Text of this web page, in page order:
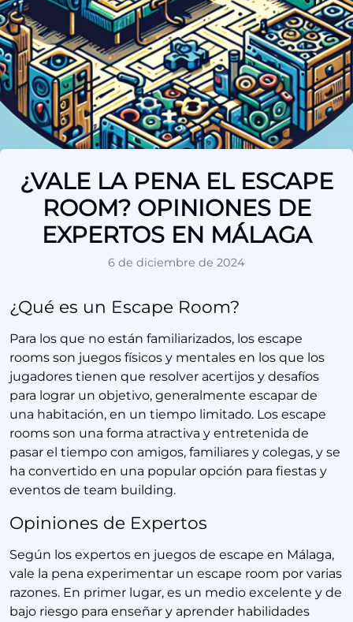
¿VALE LA PENA EL ESCAPE
ROOM? OPINIONES DE
EXPERTOS EN MÁLAGA
6 de diciembre de 2024
¿Qué es un Escape Room?
Para los que no están familiarizados, los escape
rooms son juegos físicos y mentales en los que los
jugadores tienen que resolver acertijos y desafíos
para lograr un objetivo, generalmente escapar de
una habitación, en un tiempo limitado. Los escape
rooms son una forma atractiva y entretenida de
pasar el tiempo con amigos, familiares y colegas, y se
ha convertido en una popular opción para fiestas y
eventos de team building.
Opiniones de Expertos
Según los expertos en juegos de escape en Málaga,
vale la pena experimentar un escape room por varias
razones. En primer lugar, es un medio excelente y de
bajo riesgo para enseñar y aprender habilidades